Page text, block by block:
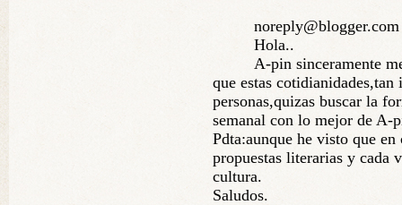
Hola..
A-pin sinceramente
que estas cotidianidades,tan
personas,quizas buscar la
semanal con lo mejor de A-
Pdta:aunque he visto que
propuestas literarias y cada
cultura.
Saludos.